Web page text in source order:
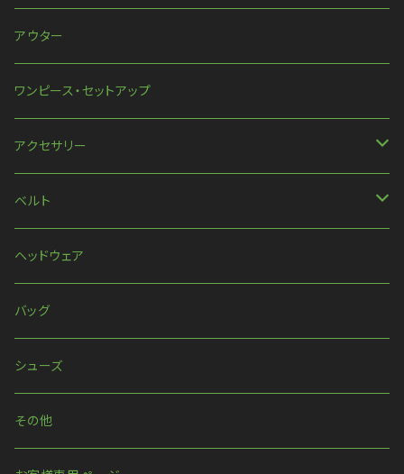
ハンパ丈袖
半袖
ほか
パンツ
スカート
アウター
ワンピース・セットアップ
アクセサリー
ネックレス
ピアス・イヤリング
リング
ベルト
ベルト
ハーネス
ウォレットチェーン
ヘッドウェア
バッグ
シューズ
その他